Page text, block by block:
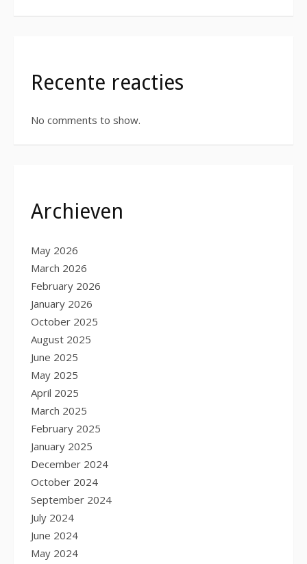
Recente reacties
No comments to show.
Archieven
May 2026
March 2026
February 2026
January 2026
October 2025
August 2025
June 2025
May 2025
April 2025
March 2025
February 2025
January 2025
December 2024
October 2024
September 2024
July 2024
June 2024
May 2024